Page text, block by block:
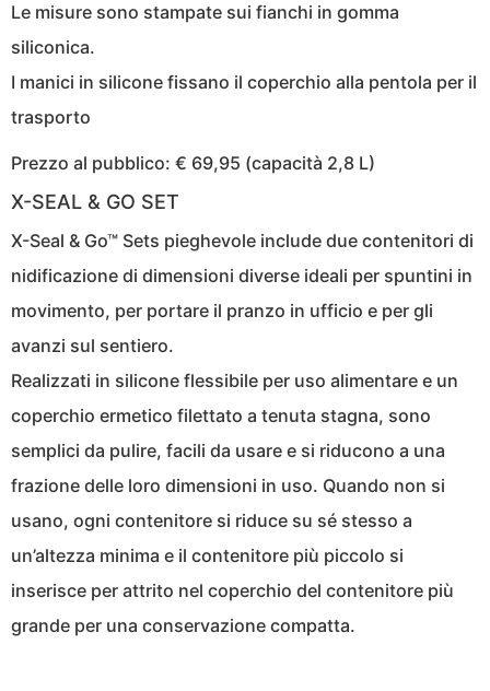
Le misure sono stampate sui fianchi in gomma
siliconica.
I manici in silicone fissano il coperchio alla pentola per il
trasporto
Prezzo al pubblico: € 69,95 (capacità 2,8 L)
X-SEAL & GO SET
X-Seal & Go™ Sets pieghevole include due contenitori di
nidificazione di dimensioni diverse ideali per spuntini in
movimento, per portare il pranzo in ufficio e per gli
avanzi sul sentiero.
Realizzati in silicone flessibile per uso alimentare e un
coperchio ermetico filettato a tenuta stagna, sono
semplici da pulire, facili da usare e si riducono a una
frazione delle loro dimensioni in uso. Quando non si
usano, ogni contenitore si riduce su sé stesso a
un’altezza minima e il contenitore più piccolo si
inserisce per attrito nel coperchio del contenitore più
grande per una conservazione compatta.